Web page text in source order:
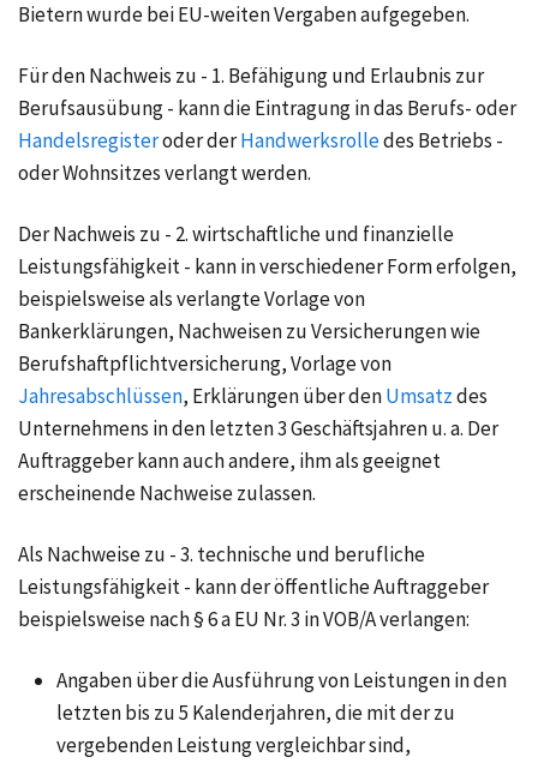
Bietern wurde bei EU-weiten Vergaben aufgegeben.
Für den Nachweis zu - 1. Befähigung und Erlaubnis zur
Berufsausübung - kann die Eintragung in das Berufs- oder
Handelsregisteroder derHandwerksrolledes Betriebs -
oder Wohnsitzes verlangt werden.
Der Nachweis zu - 2. wirtschaftliche und finanzielle
Leistungsfähigkeit - kann in verschiedener Form erfolgen,
beispielsweise als verlangte Vorlage von
Bankerklärungen, Nachweisen zu Versicherungen wie
Berufshaftpflichtversicherung, Vorlage von
Jahresabschlüssen, Erklärungen über denUmsatzdes
Unternehmens in den letzten 3 Geschäftsjahren u. a. Der
Auftraggeber kann auch andere, ihm als geeignet
erscheinende Nachweise zulassen.
Als Nachweise zu - 3. technische und berufliche
Leistungsfähigkeit - kann der öffentliche Auftraggeber
beispielsweise nach § 6 a EU Nr. 3 in VOB/A verlangen:
Angaben über die Ausführung von Leistungen in den
letzten bis zu 5 Kalenderjahren, die mit der zu
vergebenden Leistung vergleichbar sind,